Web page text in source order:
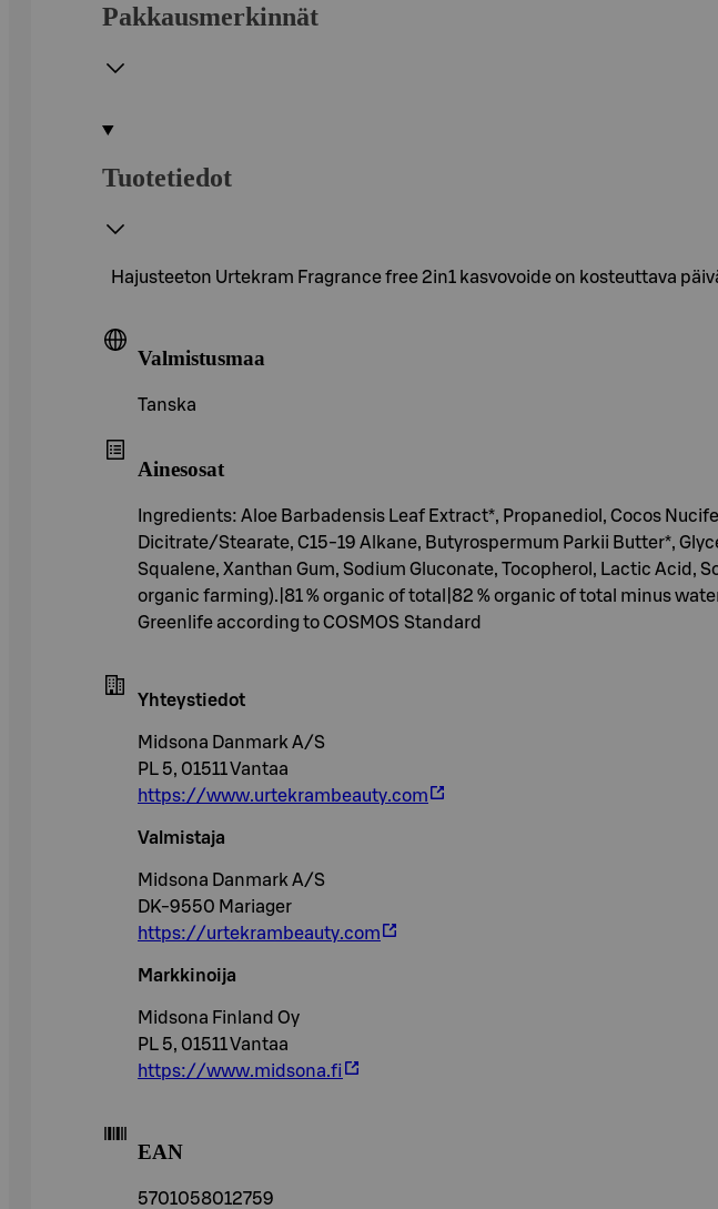
Pakkausmerkinnät
Tuotetiedot
Hajusteeton Urtekram Fragrance free 2in1 kasvovoide on kosteuttava
Valmistusmaa
Tanska
Ainesosat
Ingredients: Aloe Barbadensis Leaf Extract*, Propanediol, Cocos
Dicitrate/Stearate, C15-19 Alkane, Butyrospermum Parkii Butter*,
Squalene, Xanthan Gum, Sodium Gluconate, Tocopherol, Lactic Acid,
organic farming).|81 % organic of total|82 % organic of total minus
Greenlife according to COSMOS Standard
Yhteystiedot
Midsona Danmark A/S
PL 5, 01511 Vantaa
https://www.urtekrambeauty.com
Valmistaja
Midsona Danmark A/S
DK-9550 Mariager
https://urtekrambeauty.com
Markkinoija
Midsona Finland Oy
PL 5, 01511 Vantaa
https://www.midsona.fi
EAN
5701058012759